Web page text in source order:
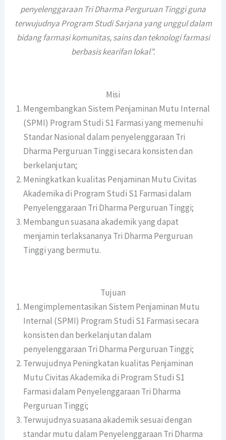
penyelenggaraan Tri Dharma Perguruan Tinggi guna
terwujudnya Program Studi Sarjana yang unggul dalam
bidang farmasi komunitas, sains dan teknologi farmasi
berbasis kearifan lokal”.
Misi
Mengembangkan Sistem Penjaminan Mutu Internal
(SPMI) Program Studi S1 Farmasi yang memenuhi
Standar Nasional dalam penyelenggaraan Tri
Dharma Perguruan Tinggi secara konsisten dan
berkelanjutan;
Meningkatkan kualitas Penjaminan Mutu Civitas
Akademika di Program Studi S1 Farmasi dalam
Penyelenggaraan Tri Dharma Perguruan Tinggi;
Membangun suasana akademik yang dapat
menjamin terlaksananya Tri Dharma Perguruan
Tinggi yang bermutu.
Tujuan
Mengimplementasikan Sistem Penjaminan Mutu
Internal (SPMI) Program Studi S1 Farmasi secara
konsisten dan berkelanjutan dalam
penyelenggaraan Tri Dharma Perguruan Tinggi;
Terwujudnya Peningkatan kualitas Penjaminan
Mutu Civitas Akademika di Program Studi S1
Farmasi dalam Penyelenggaraan Tri Dharma
Perguruan Tinggi;
Terwujudnya suasana akademik sesuai dengan
standar mutu dalam Penyelenggaraan Tri Dharma